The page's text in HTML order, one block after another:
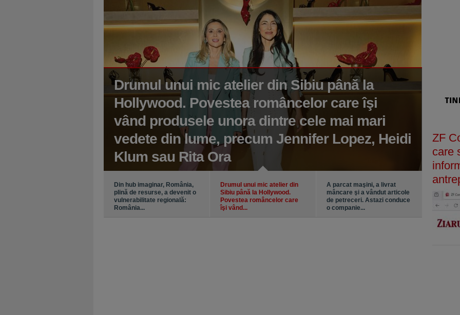
Drumul unui mic atelier din Sibiu până la
Hollywood. Povestea româncelor care îşi
vând produsele unora dintre cele mai mari
vedete din lume, precum Jennifer Lopez, Heidi
Klum sau Rita Ora
A
Din hub imaginar, România,
plină de resurse, a devenit o
vulnerabilitate regională:
România...
Drumul unui mic atelier din
Sibiu până la Hollywood.
Povestea româncelor care
îşi vând...
A parcat maşini, a livrat
mâncare şi a vândut articole
de petreceri. Astazi conduce
o companie...
ZF
care